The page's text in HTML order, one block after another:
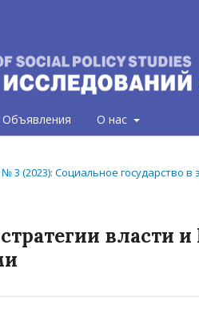
Объявления О нас
3 (2023): Социальное государство
власти